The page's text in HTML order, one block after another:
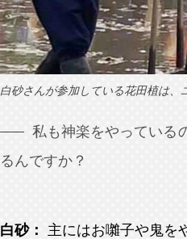
白砂さんが参加している花田植は、
私も神楽をやっている
るんですか？
白砂： 主にはお囃子や鬼を